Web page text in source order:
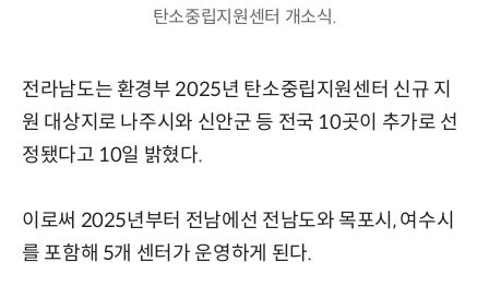
탄소중립지원센터 개소식.
전라남도는 환경부 2025년 탄소중립지원센터 신규 지
원 대상지로 나주시와 신안군 등 전국 10곳이 추가로 선
정됐다고 10일 밝혔다.
이로써 2025년부터 전남에선 전남도와 목포시, 여수시
를 포함해 5개 센터가 운영하게 된다.